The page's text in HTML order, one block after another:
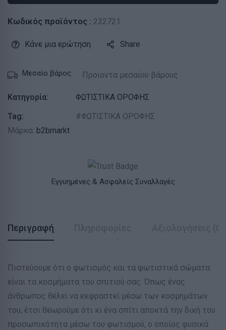
Κωδικός προϊόντος : 232721
Κάνε μια ερώτηση Share
Μεσαίο βάρος: Προιοντα μεσαίου βάρους
Κατηγορία:
ΦΩΤΙΣΤΙΚΑ ΟΡΟΦΗΣ
Tag:
ΦΩΤΙΣΤΙΚΑ ΟΡΟΦΗΣ
Μάρκα: b2bmarkt
Εγγυημένες & Ασφαλείς Συναλλαγές
Περιγραφή
Πιστεύουμε ότι ο φωτισμός και τα φωτιστικά σώματα
είναι τα κοσμήματα του σπιτιού σας. Όπως ένας
άνθρωπος θέλει να εκφραστεί μέσω των κοσμημάτων
του, έτσι θεωρούμε ότι κι ένα σπίτι αποκτά την δική του
προσωπικότητα μέσω του φωτισμού, ο οποίος φυσικά